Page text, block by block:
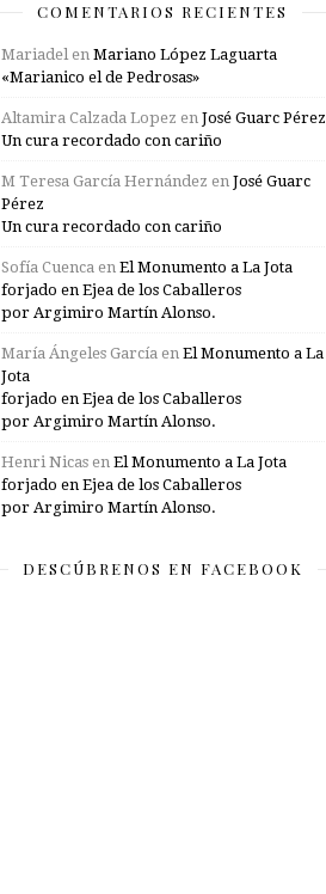
COMENTARIOS RECIENTES
Mariadelen Mariano López Laguarta
«Marianico el de Pedrosas»
Altamira Calzada Lopez en José Guarc Pérez
Un cura recordado con cariño
M Teresa García Hernández en José Guarc
Pérez
Un cura recordado con cariño
Sofía Cuenca en El Monumento a La Jota
forjado en Ejea de los Caballeros
por Argimiro Martín Alonso.
María Ángeles García en El Monumento a La
Jota
forjado en Ejea de los Caballeros
por Argimiro Martín Alonso.
Henri Nicas en El Monumento a La Jota
forjado en Ejea de los Caballeros
por Argimiro Martín Alonso.
DESCÚBRENOS EN FACEBOOK